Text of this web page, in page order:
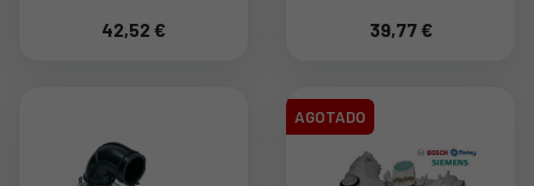
488000582058
42,52 €
39,77 €
AGOTADO